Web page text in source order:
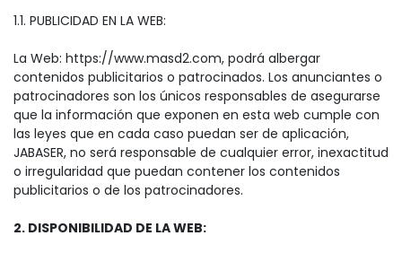
1.1. PUBLICIDAD EN LA WEB:
La Web: https://www.masd2.com, podrá albergar
contenidos publicitarios o patrocinados. Los anunciantes o
patrocinadores son los únicos responsables de asegurarse
que la información que exponen en esta web cumple con
las leyes que en cada caso puedan ser de aplicación,
JABASER, no será responsable de cualquier error, inexactitud
o irregularidad que puedan contener los contenidos
publicitarios o de los patrocinadores.
2. DISPONIBILIDAD DE LA WEB: